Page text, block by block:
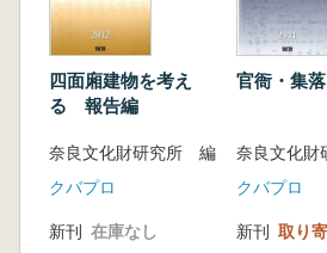
(筑後国)、筑後国府跡(筑後国)
群(陸奥国)、上之宮遺跡(大和
奥国)、秋田城跡(出羽国)、泉
国)、伊勢国府跡(伊勢国)、三
道南遺跡(武蔵国)、大宰府跡
前国)、和田西遺跡(武蔵国) 他
表1 四面廂建物遺構一覧
四面廂建物を考え
る 報告編
奈良文化財研究所 編
クバプロ
新刊 在庫なし
官衙・集
奈良文化
クバプロ
新刊 取り